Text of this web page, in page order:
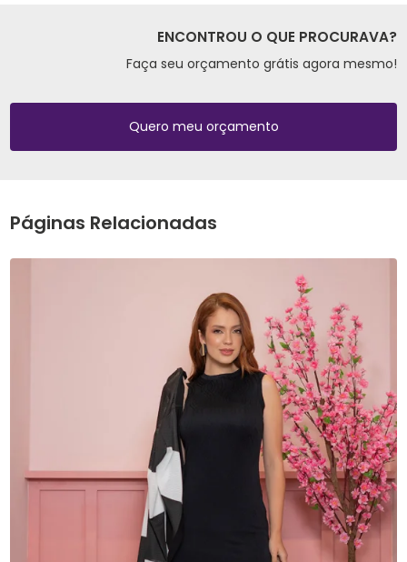
ENCONTROU O QUE PROCURAVA?
Faça seu orçamento grátis agora mesmo!
Quero meu orçamento
Páginas Relacionadas